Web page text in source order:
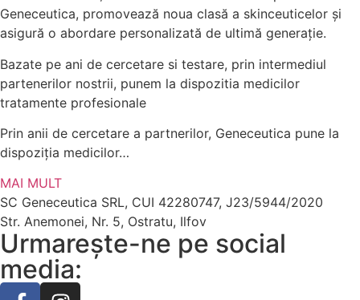
Geneceutica, promovează noua clasă a skinceuticelor și
asigură o abordare personalizată de ultimă generație.
Bazate pe ani de cercetare si testare, prin intermediul
partenerilor nostrii, punem la dispozitia medicilor
tratamente profesionale
Prin anii de cercetare a partnerilor, Geneceutica pune la
dispoziția medicilor…
MAI MULT
SC Geneceutica SRL, CUI 42280747, J23/5944/2020
Str. Anemonei, Nr. 5, Ostratu, Ilfov
Urmarește-ne pe social
media: